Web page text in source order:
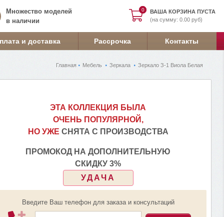
0
0
ВАША КОРЗИНА ПУСТА
(на сумму: 0.00 руб)
Множество моделей
в наличии
и доставка Рассрочка Контакты
Главная Мебель Зеркала Зеркало З-1 Виола Белая
ЭТА КОЛЛЕКЦИЯ БЫЛА
ОЧЕНЬ ПОПУЛЯРНОЙ,
НО УЖЕ СНЯТА С ПРОИЗВОДСТВА
ПРОМОКОД НА ДОПОЛНИТЕЛЬНУЮ
СКИДКУ 3%
УДАЧА
Введите Ваш телефон для заказа и консультаций